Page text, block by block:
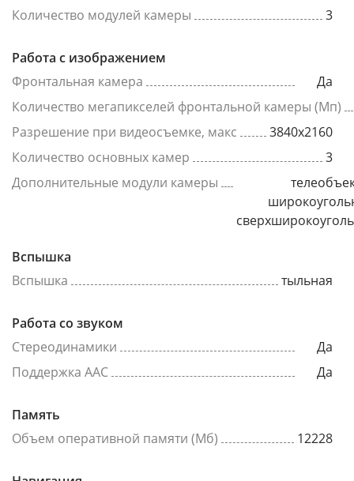
Количество модулей камеры
3
Работа с изображением
Фронтальная камера
Да
Количество мегапикселей фронтальной камеры (Мп)
Разрешение при видеосъемке, макс
3840x2160
Количество основных камер
3
Дополнительные модули камеры
Вспышка
Вспышка
тыльная
Работа со звуком
Стереодинамики
Да
Поддержка AAC
Да
Память
Объем оперативной памяти (Мб)
12228